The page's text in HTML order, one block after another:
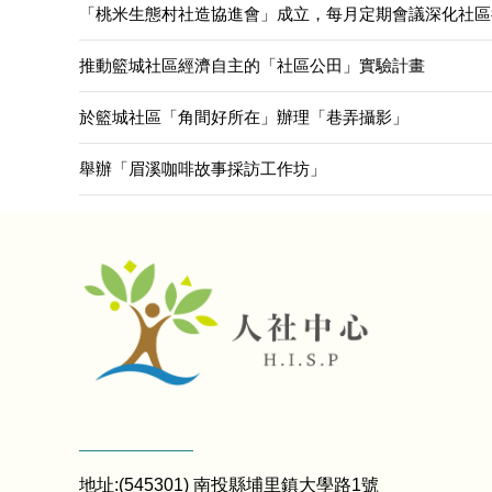
「桃米生態村社造協進會」成立，每月定期會議深化社
推動籃城社區經濟自主的「社區公田」實驗計畫
於籃城社區「角間好所在」辦理「巷弄攝影」
舉辦「眉溪咖啡故事採訪工作坊」
地址:(545301) 南投縣埔里鎮大學路1號